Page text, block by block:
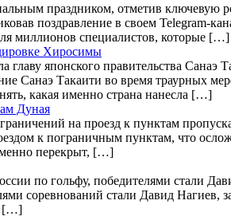
праздником, отметив ключевую
поздравление в своем Telegram-
миллионов специалистов, которые […]
Хиросимы
японского правительства Санаэ
Санаэ Такаити во время траурных
какая именно страна нанесла […]
Дуная
на проезд к пунктам
к пограничным пунктам, что
перекрыт, […]
по гольфу, победителями стали
соревнований стали Давид
[…]